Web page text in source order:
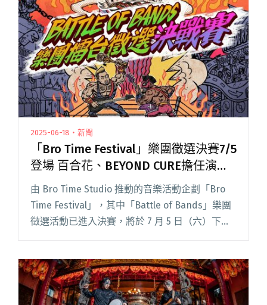
成團10年首次專場 漫畫家柳廣成操刀主視覺"
2025-06-18・新聞
「Bro Time Festival」樂團徵選決賽7/5
登場 百合花、BEYOND CURE擔任演出
嘉賓
由 Bro Time Studio 推動的音樂活動企劃「Bro
Time Festival」，其中「Battle of Bands」樂團
徵選活動已進入決賽，將於 7 月 5 日（六）下午
2 點在台北「樂悠悠之口光復南」舉行。當日將
選決賽7/5登場 百合花、BEYOND CURE擔任演出
嘉賓"